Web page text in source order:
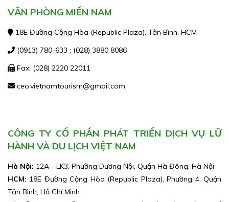
VĂN PHÒNG MIỀN NAM
18E Đường Cộng Hòa (Republic Plaza), Tân Bình, HCM
(0913) 780-633 ; (028) 3880 8086
Fax: (028) 2220 22011
ceo.vietnamtourism@gmail.com
CÔNG TY CỔ PHẦN PHÁT TRIỂN DỊCH VỤ LỮ
HÀNH VÀ DU LỊCH VIỆT NAM
Hà Nội: 12A - LK3, Phường Dương Nội, Quận Hà Đông, Hà Nội
HCM: 18E Đường Cộng Hòa (Republic Plaza), Phường 4, Quận
Tân Bình, Hồ Chí Minh